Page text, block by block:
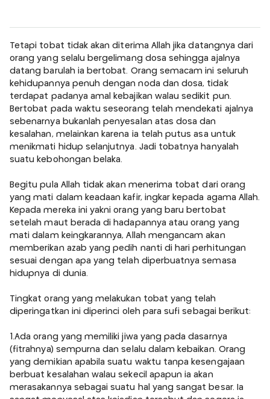
Tetapi tobat tidak akan diterima Allah jika datangnya dari
orang yang selalu bergelimang dosa sehingga ajalnya
datang barulah ia bertobat. Orang semacam ini seluruh
kehidupannya penuh dengan noda dan dosa, tidak
terdapat padanya amal kebajikan walau sedikit pun.
Bertobat pada waktu seseorang telah mendekati ajalnya
sebenarnya bukanlah penyesalan atas dosa dan
kesalahan, melainkan karena ia telah putus asa untuk
menikmati hidup selanjutnya. Jadi tobatnya hanyalah
suatu kebohongan belaka.
Begitu pula Allah tidak akan menerima tobat dari orang
yang mati dalam keadaan kafir, ingkar kepada agama Allah.
Kepada mereka ini yakni orang yang baru bertobat
setelah maut berada di hadapannya atau orang yang
mati dalam keingkarannya, Allah mengancam akan
memberikan azab yang pedih nanti di hari perhitungan
sesuai dengan apa yang telah diperbuatnya semasa
hidupnya di dunia.
Tingkat orang yang melakukan tobat yang telah
diperingatkan ini diperinci oleh para sufi sebagai berikut:
1.Ada orang yang memiliki jiwa yang pada dasarnya
(fitrahnya) sempurna dan selalu dalam kebaikan. Orang
yang demikian apabila suatu waktu tanpa kesengajaan
berbuat kesalahan walau sekecil apapun ia akan
merasakannya sebagai suatu hal yang sangat besar. Ia